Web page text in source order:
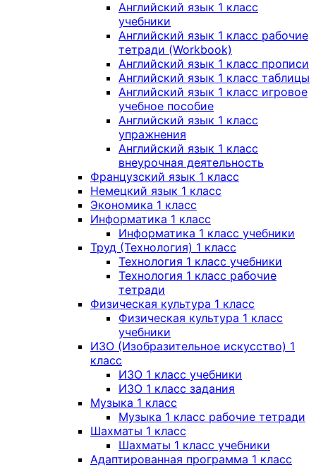
Английский язык 1 класс
учебники
Английский язык 1 класс рабочие
тетради (Workbook)
Английский язык 1 класс прописи
Английский язык 1 класс таблицы
Английский язык 1 класс игровое
учебное пособие
Английский язык 1 класс
упражнения
Английский язык 1 класс
внеурочная деятельность
Французский язык 1 класс
Немецкий язык 1 класс
Экономика 1 класс
Информатика 1 класс
Информатика 1 класс учебники
Труд (Технология) 1 класс
Технология 1 класс учебники
Технология 1 класс рабочие
тетради
Физическая культура 1 класс
Физическая культура 1 класс
учебники
ИЗО (Изобразительное искусство) 1
класс
ИЗО 1 класс учебники
ИЗО 1 класс задания
Музыка 1 класс
Музыка 1 класс рабочие тетради
Шахматы 1 класс
Шахматы 1 класс учебники
Адаптированная программа 1 класс